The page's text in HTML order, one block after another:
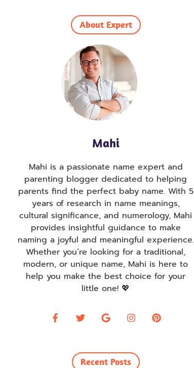
About Expert
Mahi
Mahi is a passionate name expert and
parenting blogger dedicated to helping
parents find the perfect baby name. With 5
years of research in name meanings,
cultural significance, and numerology, Mahi
provides insightful guidance to make
naming a joyful and meaningful experience.
Whether you’re looking for a traditional,
modern, or unique name, Mahi is here to
help you make the best choice for your
little one! 💖
Recent Posts